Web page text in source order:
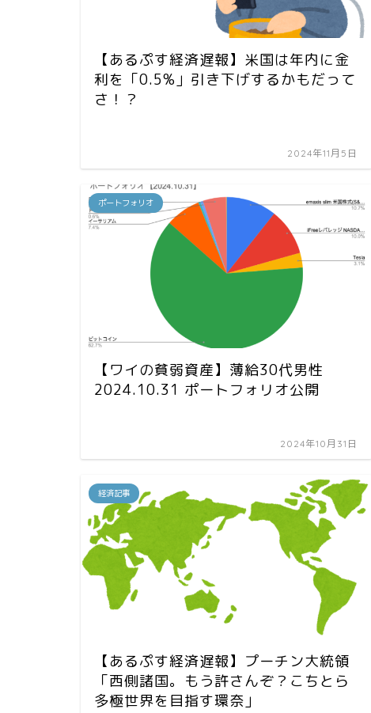
【あるぷす経済遅報】米国は年内に金
利を「0.5%」引き下げするかもだって
さ！？
2024年11月5日
ポートフォリオ
【ワイの貧弱資産】薄給30代男性
2024.10.31 ポートフォリオ公開
2024年10月31日
経済記事
【あるぷす経済遅報】プーチン大統領
「西側諸国。もう許さんぞ？こちとら
多極世界を目指す環奈」